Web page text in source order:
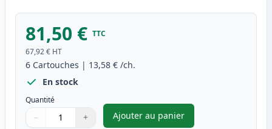
81,50 € TTC
67,92 € HT
6 Cartouches | 13,58 € /ch.
En stock
Quantité
Quantité
Utilisez les boutons pour ajuster
− +
Quantité
Ajouter au panier
,Pack de 6 Canon PG-40 &